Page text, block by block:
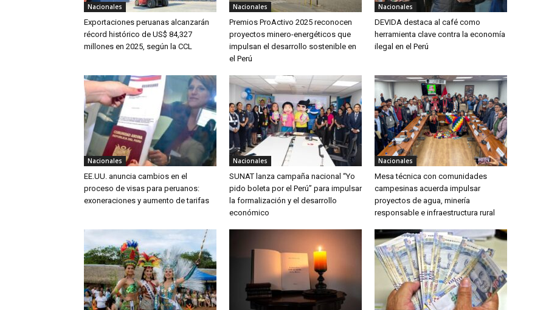
Nacionales
Exportaciones peruanas alcanzarán
récord histórico de US$ 84,327
millones en 2025, según la CCL
Nacionales
Premios ProActivo 2025 reconocen
proyectos minero-energéticos que
impulsan el desarrollo sostenible en
el Perú
Nacionales
DEVIDA destaca al café como
herramienta clave contra la economía
ilegal en el Perú
Nacionales
EE.UU. anuncia cambios en el
proceso de visas para peruanos:
exoneraciones y aumento de tarifas
Nacionales
SUNAT lanza campaña nacional “Yo
pido boleta por el Perú” para impulsar
la formalización y el desarrollo
económico
Nacionales
Mesa técnica con comunidades
campesinas acuerda impulsar
proyectos de agua, minería
responsable e infraestructura rural